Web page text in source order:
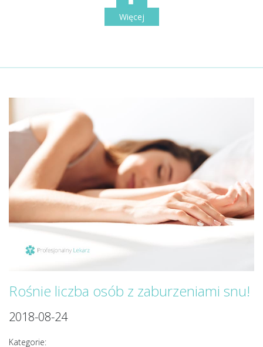
Więcej
Rośnie liczba osób z zaburzeniami snu!
2018-08-24
Kategorie: